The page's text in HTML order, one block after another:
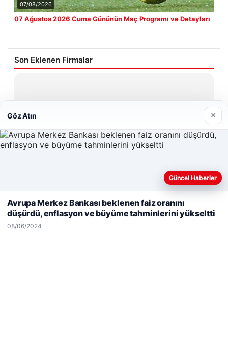
07/08/2026
07 Ağustos 2026 Cuma Gününün Maç Programı ve Detayları
Son Eklenen Firmalar
Web sitemizi nasıl kullandığınızı daha iyi anlayabilmek,
kullanıyoruz.Çerez Politikamız
Reddet Kabul Et
Göz Atın ×
Güncel Haberler
Avrupa Merkez Bankası beklenen faiz oranını
düşürdü, enflasyon ve büyüme tahminlerini yükseltti
08/06/2024
Maç İzle